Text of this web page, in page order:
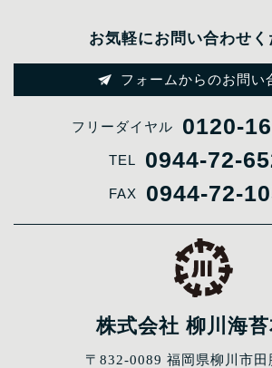
お気軽にお問い合わせく
フォームからのお問い
フリーダイヤル 0120-
TEL 0944-72-
FAX 0944-72-
株式会社 柳川海
〒832-0089 福岡県柳川市田